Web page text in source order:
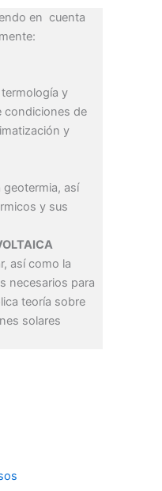
en cuenta
y
condiciones de
y
así
y sus
así como la
necesarios para
teoría sobre
solares